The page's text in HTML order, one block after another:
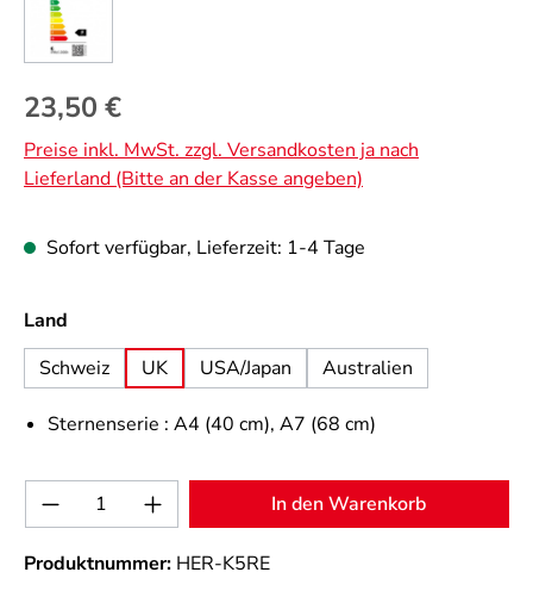
Regulärer Preis:
23,50 €
Preise inkl. MwSt. zzgl. Versandkosten ja nach
Lieferland (Bitte an der Kasse angeben)
Sofort verfügbar, Lieferzeit: 1-4 Tage
Land
Schweiz
UK USA/Japan Australien
Sternenserie : A4 (40 cm), A7 (68 cm)
Produkt Anzahl: Gib den gewünschten
In den Warenkorb
Produktnummer: HER-K5RE